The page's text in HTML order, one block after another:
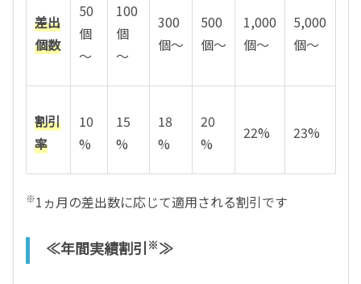
差出
個数
50
個
～
100
個
～
300
個～
500
個～
1,000
個～
5,000
個～
割引
率
10
%
15
%
18
%
20
%
22% 23%
※1ヵ月の差出数に応じて適用される割引です
≪年間実績割引 ※≫